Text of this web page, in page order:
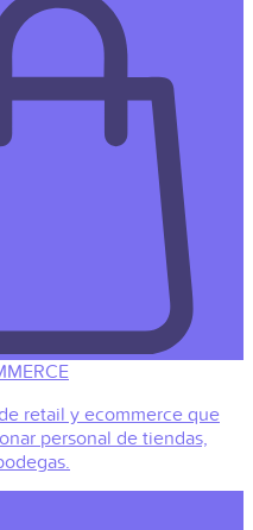
retail y ecommerce que
personal de tiendas,